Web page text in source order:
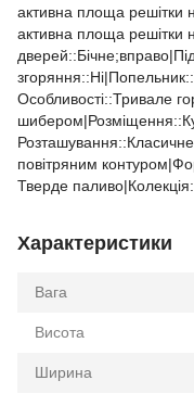
активна площа решітки
активна площа решітки
Особливості::Тривале
повітряним
Тверде
Характеристики
Вага
Висота
Ширина